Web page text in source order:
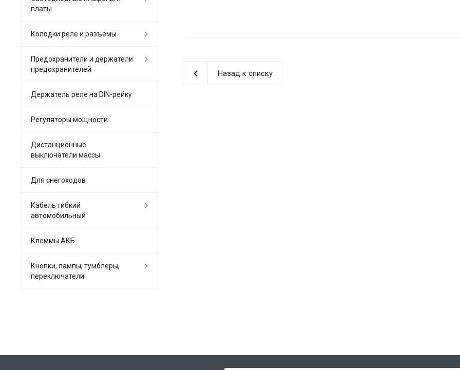
Назад к списку
платы
Колодки реле и разъемы
Предохранители и держатели
предохранителей
Держатель реле на DIN-рейку
Регуляторы мощности
Дистанционные
выключатели массы
Для снегоходов
Кабель гибкий
автомобильный
Клеммы АКБ
Кнопки, лампы, тумблеры,
переключатели